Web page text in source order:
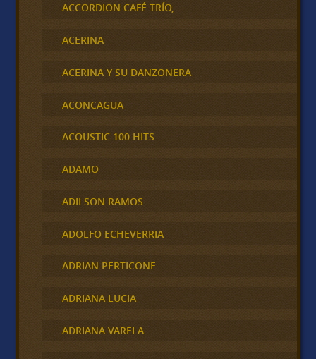
ACCORDION CAFÉ TRÍO,
ACERINA
ACERINA Y SU DANZONERA
ACONCAGUA
ACOUSTIC 100 HITS
ADAMO
ADILSON RAMOS
ADOLFO ECHEVERRIA
ADRIAN PERTICONE
ADRIANA LUCIA
ADRIANA VARELA